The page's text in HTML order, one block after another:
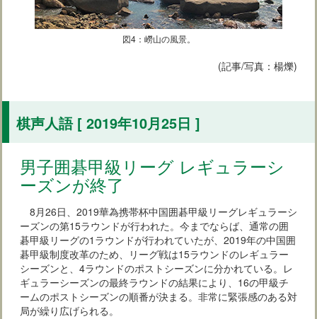
図4：嶗山の風景。
(記事/写真：楊爍)
棋声人語 [ 2019年10月25日 ]
男子囲碁甲級リーグ レギュラーシ
ーズンが終了
8月26日、2019華為携帯杯中国囲碁甲級リーグレギュラーシ
ーズンの第15ラウンドが行われた。今までならば、通常の囲
碁甲級リーグの1ラウンドが行われていたが、2019年の中国囲
碁甲級制度改革のため、リーグ戦は15ラウンドのレギュラー
シーズンと、4ラウンドのポストシーズンに分かれている。レ
ギュラーシーズンの最終ラウンドの結果により、16の甲級チ
ームのポストシーズンの順番が決まる。非常に緊張感のある対
局が繰り広げられる。